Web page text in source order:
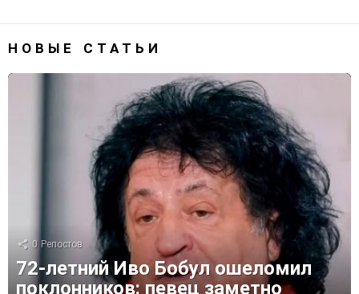
НОВЫЕ СТАТЬИ
0 Репостов
72-летний Иво Бобул ошеломил
поклонников: певец заметно